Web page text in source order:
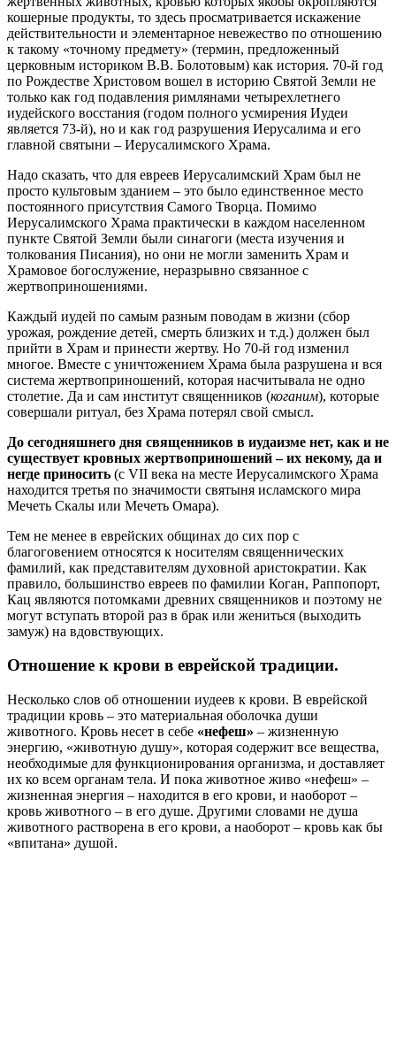
кошерные продукты, то здесь просматривается искажение
действительности и элементарное невежество по отношению
к такому «точному предмету» (термин, предложенный
церковным историком В.В. Болотовым) как история. 70-й год
по Рождестве Христовом вошел в историю Святой Земли не
только как год подавления римлянами четырехлетнего
иудейского восстания (годом полного усмирения Иудеи
является 73-й), но и как год разрушения Иерусалима и его
главной святыни – Иерусалимского Храма.
Надо сказать, что для евреев Иерусалимский Храм был не
просто культовым зданием – это было единственное место
постоянного присутствия Самого Творца. Помимо
Иерусалимского Храма практически в каждом населенном
пункте Святой Земли были синагоги (места изучения и
толкования Писания), но они не могли заменить Храм и
Храмовое богослужение, неразрывно связанное с
жертвоприношениями.
Каждый иудей по самым разным поводам в жизни (сбор
урожая, рождение детей, смерть близких и т.д.) должен был
прийти в Храм и принести жертву. Но 70-й год изменил
многое. Вместе с уничтожением Храма была разрушена и вся
система жертвоприношений, которая насчитывала не одно
столетие. Да и сам институт священников (коганим), которые
совершали ритуал, без Храма потерял свой смысл.
До сегодняшнего дня священников в иудаизме нет, как и не
существует кровных жертвоприношений – их некому, да и
негде приносить (с VII века на месте Иерусалимского Храма
находится третья по значимости святыня исламского мира
Мечеть Скалы или Мечеть Омара).
Тем не менее в еврейских общинах до сих пор с
благоговением относятся к носителям священнических
фамилий, как представителям духовной аристократии. Как
правило, большинство евреев по фамилии Коган, Раппопорт,
Кац являются потомками древних священников и поэтому не
могут вступать второй раз в брак или жениться (выходить
замуж) на вдовствующих.
Отношение к крови в еврейской традиции.
Несколько слов об отношении иудеев к крови. В еврейской
традиции кровь – это материальная оболочка души
животного. Кровь несет в себе «нефеш» – жизненную
энергию, «животную душу», которая содержит все вещества,
необходимые для функционирования организма, и доставляет
их ко всем органам тела. И пока животное живо «нефеш» –
жизненная энергия – находится в его крови, и наоборот –
кровь животного – в его душе. Другими словами не душа
животного растворена в его крови, а наоборот – кровь как бы
«впитана» душой.